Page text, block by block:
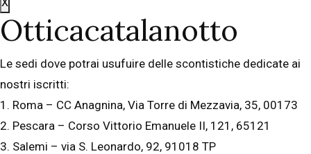
Otticacatalanotto
Le sedi dove potrai usufuire delle scontistiche dedicate ai
nostri iscritti:
1. Roma – CC Anagnina, Via Torre di Mezzavia, 35, 00173
2. Pescara – Corso Vittorio Emanuele II, 121, 65121
3. Salemi – via S. Leonardo, 92, 91018 TP